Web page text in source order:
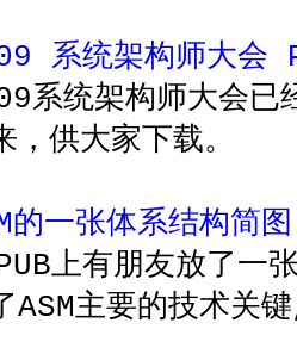
系统架构师大会
系统架构师大会
，供大家下载。
的一张体系结构简图
上有朋友放了一
ASM主要的技术关